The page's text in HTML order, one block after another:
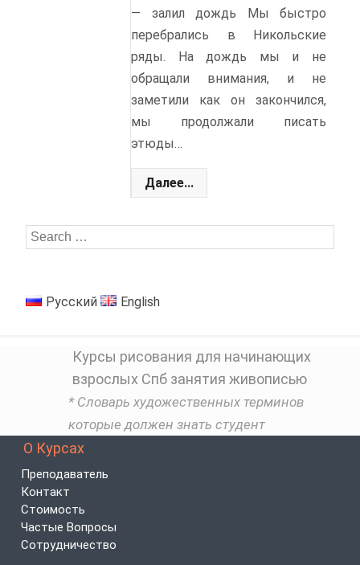
— залил дождь Мы быстро
перебрались в Никольские
ряды. На дождь мы и не
обращали внимания, и не
заметили как он закончился,
мы продолжали писать
этюды…
Далее...
Русский English
Курсы рисования для начинающих
взрослых Спб занятия живописью
* Словарь художественных терминов
которые должен знать студент
О Курсах
Преподаватель
Контакт
Стоимость
Частые Вопросы
Сотрудничество